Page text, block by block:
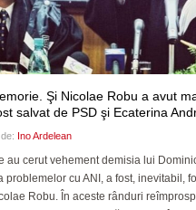
Şi Nicolae Robu a avut
salvat de PSD şi Ecaterina
Ino Ardelean
au cerut vehement demisia lui
problemelor cu ANI, a fost, inevitabil,
Robu. În aceste rânduri